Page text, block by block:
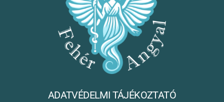
ADATVÉDELMI TÁJÉKOZTATÓ